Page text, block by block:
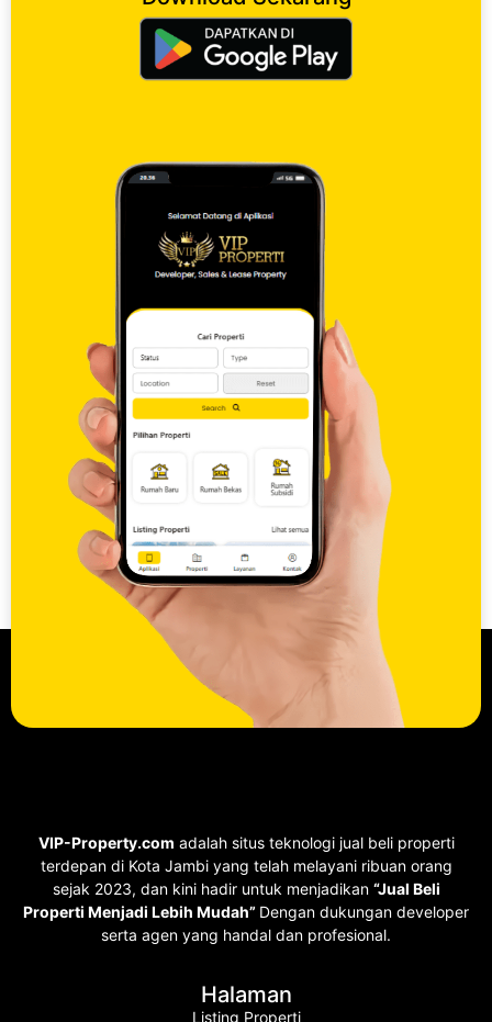
VIP-Property.com adalah situs teknologi jual beli properti
terdepan di Kota Jambi yang telah melayani ribuan orang
sejak 2023, dan kini hadir untuk menjadikan “Jual Beli
Properti Menjadi Lebih Mudah” Dengan dukungan developer
serta agen yang handal dan profesional.
Halaman
Listing Properti